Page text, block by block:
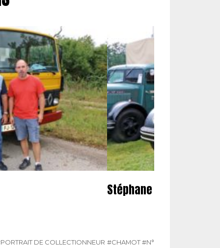
DE COLLECTIONNEUR
Stéphane Chamot
#CHAMOT#N° 385 MARS 2025